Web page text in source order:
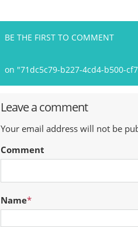
BE THE FIRST TO COMMENT
on "71dc5c79-b227-4cd4-b500-
Leave a comment
Your email address will not be
Comment
Name*